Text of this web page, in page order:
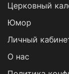
Церковный
Юмор
Личный
О нас